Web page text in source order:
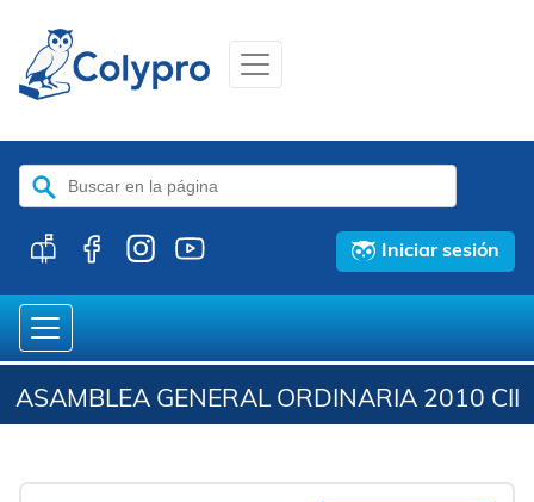
Buscar:
Iniciar sesión
ASAMBLEA GENERAL ORDINARIA 2010 CII